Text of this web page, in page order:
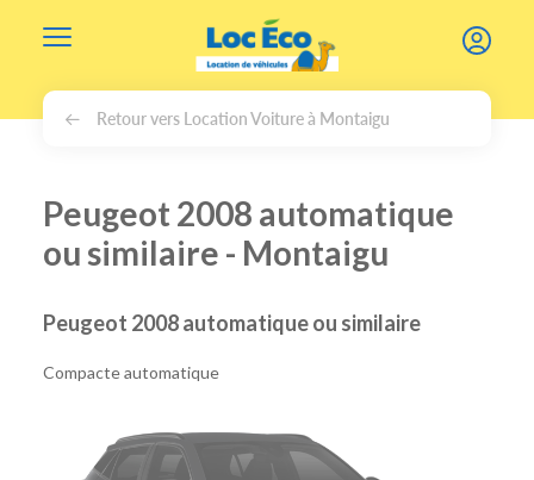
Retour vers Location Voiture à Montaigu
Peugeot 2008 automatique
ou similaire - Montaigu
Peugeot 2008 automatique ou similaire
Compacte automatique